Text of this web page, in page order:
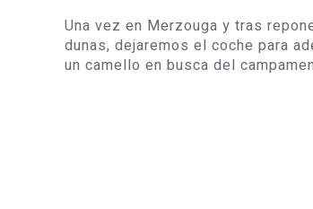
Una vez en Merzouga y tras
dunas, dejaremos el coche para
un camello en busca del